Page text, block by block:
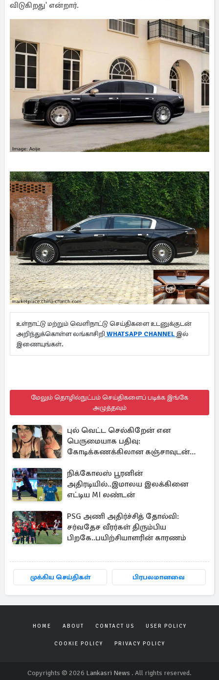
விடுகிறது' என்றார்.
உள்நாட்டு மற்றும் வெளிநாட்டு செய்திகளை உடனுக்குடன்
அறிந்துக்கொள்ள லங்காசிறி WHATSAPP CHANNEL இல்
இணையுங்கள்.
மேலும் தொழில்நுட்பம் செய்திகளைப் படிக்க இங்கே
அழுத்தவும்
புல் வெட்ட செல்கிறேன் என
பெருமையாக பதிவு:
கோடிக்கணக்கிலான கஞ்சாவுடன்
நிக்கோலஸ் பூரனின்
அதிரடியில்..இமாலய இலக்கினை
எட்டிய MI லண்டன்
PSG அணி அதிர்ச்சித் தோல்வி:
சர்வதேச வீரர்கள் திரும்பிய
பிறகே..பயிற்சியாளரின் காரணம்
முக்கிய செய்திகள் பிரபலமானவை
HOME ABOUT CONTACT US USER POLICY
COOKIE POLICY PRIVACY POLICY
Copyrights © 2026 Lankasri News . All rights reserved.